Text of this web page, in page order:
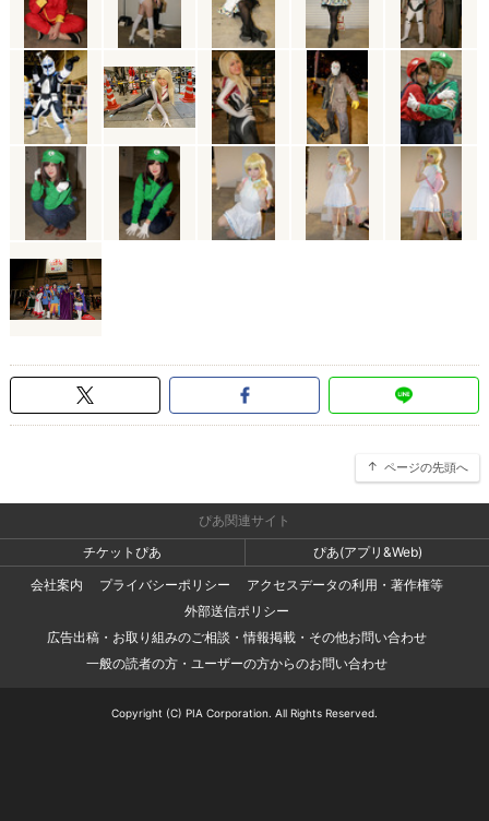
ページの先頭へ
ぴあ関連サイト
チケットぴあ
ぴあ(アプリ&Web)
会社案内
プライバシーポリシー
アクセスデータの利用・著作権等
外部送信ポリシー
広告出稿・お取り組みのご相談・情報掲載・その他お問い合わせ
一般の読者の方・ユーザーの方からのお問い合わせ
Copyright (C) PIA Corporation. All Rights Reserved.